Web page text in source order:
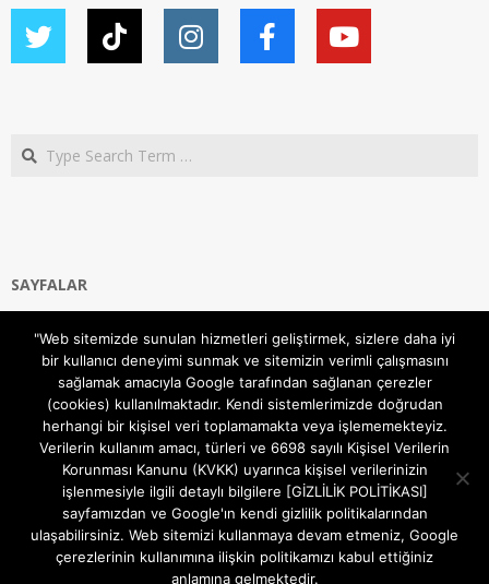
Search
SAYFALAR
Gizlilik ve Çerezler (Cookies) Politikası
Hakkımızda
İletişim Kanalları
MODEM KURULUM
TEKNİK DESTEK
TELEVİZYON SİSTEMLERİ
"Web sitemizde sunulan hizmetleri geliştirmek, sizlere daha iyi
bir kullanıcı deneyimi sunmak ve sitemizin verimli çalışmasını
sağlamak amacıyla Google tarafından sağlanan çerezler
(cookies) kullanılmaktadır. Kendi sistemlerimizde doğrudan
herhangi bir kişisel veri toplamamakta veya işlememekteyiz.
Verilerin kullanım amacı, türleri ve 6698 sayılı Kişisel Verilerin
Korunması Kanunu (KVKK) uyarınca kişisel verilerinizin
işlenmesiyle ilgili detaylı bilgilere [GİZLİLİK POLİTİKASI]
sayfamızdan ve Google'ın kendi gizlilik politikalarından
ulaşabilirsiniz. Web sitemizi kullanmaya devam etmeniz, Google
çerezlerinin kullanımına ilişkin politikamızı kabul ettiğiniz
anlamına gelmektedir.